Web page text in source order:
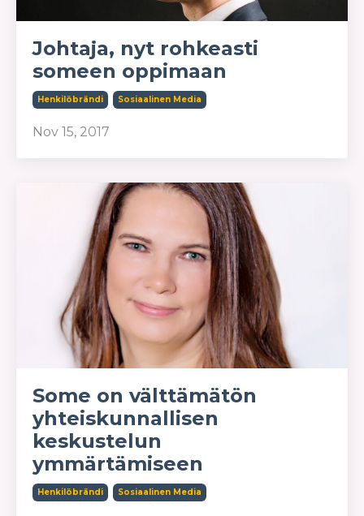
Johtaja, nyt rohkeasti
someen oppimaan
Henkilöbrändi Sosiaalinen Media
Nov 15, 2017
Some on välttämätön
yhteiskunnallisen
keskustelun
ymmärtämiseen
Henkilöbrändi Sosiaalinen Media